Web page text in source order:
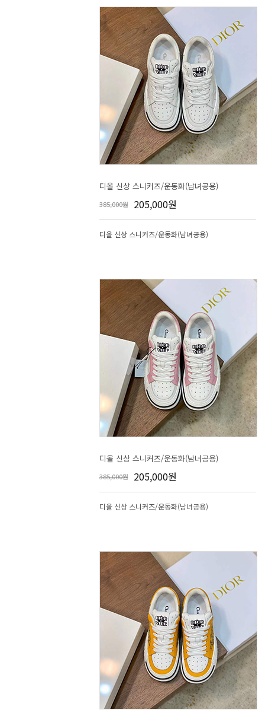
디올 신상 스니커즈/운동화(남녀공용)
385,000원 205,000원
디올 신상 스니커즈/운동화(남녀공용)
디올 신상 스니커즈/운동화(남녀공용)
385,000원 205,000원
디올 신상 스니커즈/운동화(남녀공용)